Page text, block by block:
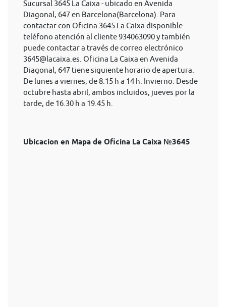
Sucursal 3645 La Caixa - ubicado en Avenida
Diagonal, 647 en Barcelona(Barcelona). Para
contactar con Oficina 3645 La Caixa disponible
teléfono atención al cliente 934063090 y también
puede contactar a través de correo electrónico
3645@lacaixa.es . Oficina La Caixa en Avenida
Diagonal, 647 tiene siguiente horario de apertura.
De lunes a viernes, de 8.15 h a 14 h. Invierno: Desde
octubre hasta abril, ambos incluidos, jueves por la
tarde, de 16.30 h a 19.45 h.
Ubicacion en Mapa de Oficina La Caixa №3645